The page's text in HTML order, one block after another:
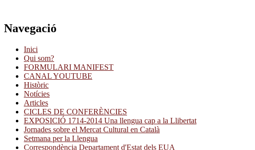
Navegació
Inici
Qui som?
FORMULARI MANIFEST
CANAL YOUTUBE
Històric
Notícies
Articles
CICLES DE CONFERÈNCIES
EXPOSICIÓ 1714-2014 Una llengua cap a la Llibertat
Jornades sobre el Mercat Cultural en Català
Setmana per la Llengua
Correspondència Departament d'Estat dels EUA